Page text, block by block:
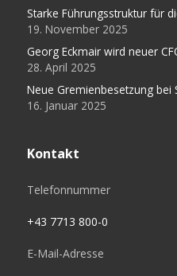
Starke Führungsstruktur für
19. November 2025
Georg Eckmair wird neuer
28. April 2025
Neue Gremienbesetzung bei
16. Januar 2025
Kontakt
Telefonnummer
+43 7713 800-0
E-Mail-Adresse